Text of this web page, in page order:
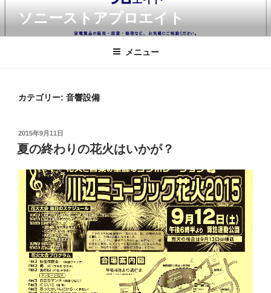
テ
ソニーストアプロエイト
メニュー
カテゴリー: 音響設備
投
稿
日:
2015年9月11日
夏の終わりの花火はいかが？